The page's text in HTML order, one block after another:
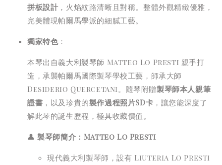
拼板設計 ，火焰紋路清晰且對稱。整體外觀精緻優雅，
完美體現帕爾馬學派的細膩工藝。
獨家特色：
本琴出自義大利製琴師 Matteo Lo Presti 親手打
造，承襲帕爾馬國際製琴學校工藝，師承大師
Desiderio Quercetani。隨琴附贈製琴師本人親筆
證書 ，以及珍貴的製作過程照片SD卡 ，讓您能深度了
解此琴的誕生歷程，極具收藏價值。
👤製琴師簡介：Matteo Lo Presti
現代義大利製琴師，設有 Liuteria Lo Presti